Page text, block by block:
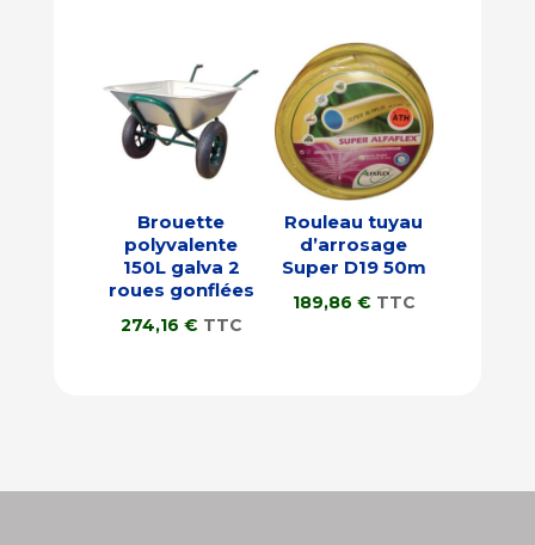
Brouette
polyvalente
150L galva 2
roues gonflées
274,16 € TTC
Rouleau tuyau
d’arrosage
Super D19 50m
189,86 € TTC